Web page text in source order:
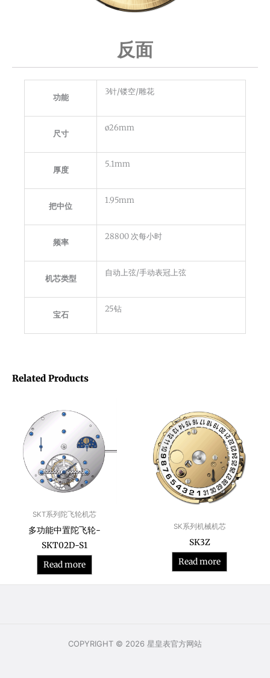
反面
功能
3针/镂空/雕花
尺寸
ø26mm
厚度
5.1mm
把中位
1.95mm
频率
28800 次每小时
机芯类型
自动上弦/手动表冠上弦
宝石
25钻
Related Products
SKT系列陀飞轮机芯
多功能中置陀飞轮-
SKT02D-S1
Read more
SK系列机械机芯
SK3Z
Read more
COPYRIGHT © 2026 星皇表官方网站